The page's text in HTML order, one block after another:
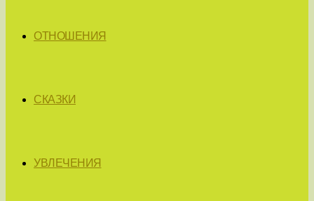
ОТНОШЕНИЯ
СКАЗКИ
УВЛЕЧЕНИЯ